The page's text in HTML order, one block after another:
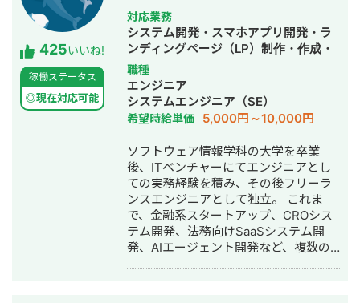
グプラス様 http://whitening-plus.net/
山陽重機株式会社様
http://xs895320.xsrv.jp/ 有限会社KYK
様 http://ks211228.wpx.jp/ etc.... 迅速
なレスポンスかつ真摯な対応を心がけ
ております。 ご縁をいただけた際には
末永くお付き合いができれば幸甚で
す。 どうぞよろしくお願い致します。
土日休日や深夜早朝など、 お客様のニ
ーズにできる限り柔軟に対応させてい
ただきます。 お急ぎの案件等もお気軽
にご相談ください。 ちなみに仕事とは
関係ないのですが、
2020/12/15~2021/8/28でヒッチハイク
で47都道府県を縦断しております。 ど
の県出身の方にも話題を合わせられま
す笑 よろしくお願い致します！
425いいね!
稼働ステータス
◎現在対応可能
対応業務
システム開発・スマホアプリ開発・ラ
ンディングページ（LP）制作・作成・
ECサイト構築・ネットショップ作成代
行・SEO対策・新規事業立上・SNS運
用代行・記事作成代行・ライティン
グ・翻訳・ホームページ制作・作成・
バナー制作・デザイン・ロゴデザイ
ン・作成・イラスト制作・動画制作・
動画編集・AI活用
職種
エンジニア
システムエンジニア（SE）
希望時給単価 5,000円～10,000円
ソフトウェア情報学科の大学を卒業
後、ITベンチャーにてエンジニアとし
ての実務経験を積み、その後フリーラ
ンスエンジニアとして独立。 これま
で、金融系スタートアップ、CROシス
テム開発、法務向けSaaSシステム開
発、AIエージェント開発など、複数の